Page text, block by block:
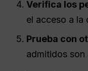
Verifica los
el acceso a la
Prueba con
admitidos son